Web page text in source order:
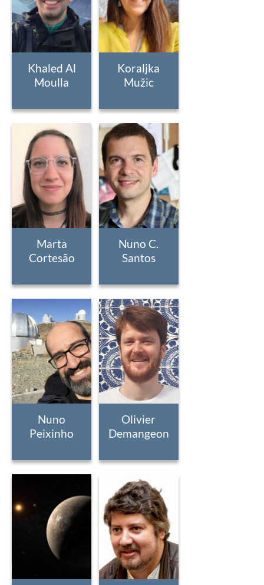
Khaled Al
Moulla
Koraljka
Mužic
Marta
Cortesão
Nuno C.
Santos
Nuno
Peixinho
Olivier
Demangeon